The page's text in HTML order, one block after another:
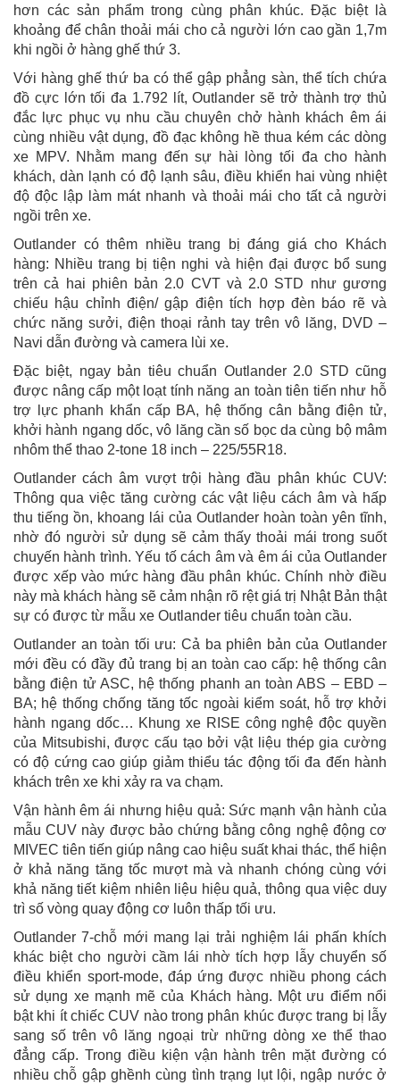
hơn các sản phẩm trong cùng phân khúc. Đặc biệt là
khoảng để chân thoải mái cho cả người lớn cao gần 1,7m
khi ngồi ở hàng ghế thứ 3.
Với hàng ghế thứ ba có thể gập phẳng sàn, thể tích chứa
đồ cực lớn tối đa 1.792 lít, Outlander sẽ trở thành trợ thủ
đắc lực phục vụ nhu cầu chuyên chở hành khách êm ái
cùng nhiều vật dụng, đồ đạc không hề thua kém các dòng
xe MPV. Nhằm mang đến sự hài lòng tối đa cho hành
khách, dàn lạnh có độ lạnh sâu, điều khiển hai vùng nhiệt
độ độc lập làm mát nhanh và thoải mái cho tất cả người
ngồi trên xe.
Outlander có thêm nhiều trang bị đáng giá cho Khách
hàng: Nhiều trang bị tiện nghi và hiện đại được bổ sung
trên cả hai phiên bản 2.0 CVT và 2.0 STD như gương
chiếu hậu chỉnh điện/ gập điện tích hợp đèn báo rẽ và
chức năng sưởi, điện thoại rảnh tay trên vô lăng, DVD –
Navi dẫn đường và camera lùi xe.
Đặc biệt, ngay bản tiêu chuẩn Outlander 2.0 STD cũng
được nâng cấp một loạt tính năng an toàn tiên tiến như hỗ
trợ lực phanh khẩn cấp BA, hệ thống cân bằng điện tử,
khởi hành ngang dốc, vô lăng cần số bọc da cùng bộ mâm
nhôm thể thao 2-tone 18 inch – 225/55R18.
Outlander cách âm vượt trội hàng đầu phân khúc CUV:
Thông qua việc tăng cường các vật liệu cách âm và hấp
thu tiếng ồn, khoang lái của Outlander hoàn toàn yên tĩnh,
nhờ đó người sử dụng sẽ cảm thấy thoải mái trong suốt
chuyến hành trình. Yếu tố cách âm và êm ái của Outlander
được xếp vào mức hàng đầu phân khúc. Chính nhờ điều
này mà khách hàng sẽ cảm nhận rõ rệt giá trị Nhật Bản thật
sự có được từ mẫu xe Outlander tiêu chuẩn toàn cầu.
Outlander an toàn tối ưu: Cả ba phiên bản của Outlander
mới đều có đầy đủ trang bị an toàn cao cấp: hệ thống cân
bằng điện tử ASC, hệ thống phanh an toàn ABS – EBD –
BA; hệ thống chống tăng tốc ngoài kiểm soát, hỗ trợ khởi
hành ngang dốc… Khung xe RISE công nghệ độc quyền
của Mitsubishi, được cấu tạo bởi vật liệu thép gia cường
có độ cứng cao giúp giảm thiểu tác động tối đa đến hành
khách trên xe khi xảy ra va chạm.
Vận hành êm ái nhưng hiệu quả: Sức mạnh vận hành của
mẫu CUV này được bảo chứng bằng công nghệ động cơ
MIVEC tiên tiến giúp nâng cao hiệu suất khai thác, thể hiện
ở khả năng tăng tốc mượt mà và nhanh chóng cùng với
khả năng tiết kiệm nhiên liệu hiệu quả, thông qua việc duy
trì số vòng quay động cơ luôn thấp tối ưu.
Outlander 7-chỗ mới mang lại trải nghiệm lái phấn khích
khác biệt cho người cầm lái nhờ tích hợp lẫy chuyển số
điều khiển sport-mode, đáp ứng được nhiều phong cách
sử dụng xe mạnh mẽ của Khách hàng. Một ưu điểm nổi
bật khi ít chiếc CUV nào trong phân khúc được trang bị lẫy
sang số trên vô lăng ngoại trừ những dòng xe thể thao
đẳng cấp. Trong điều kiện vận hành trên mặt đường có
nhiều chỗ gập ghềnh cùng tình trạng lụt lội, ngập nước ở